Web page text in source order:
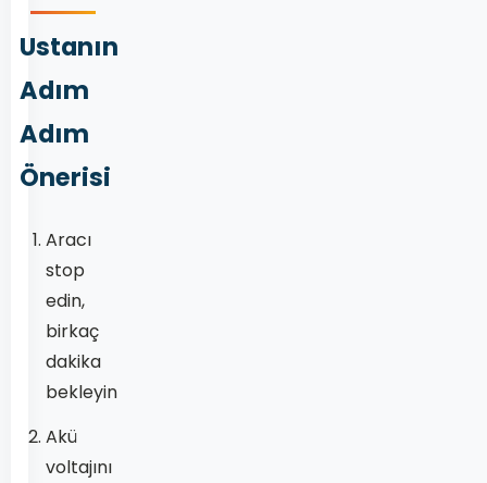
Ustanın
Adım
Adım
Önerisi
Aracı
stop
edin,
birkaç
dakika
bekleyin
Akü
voltajını